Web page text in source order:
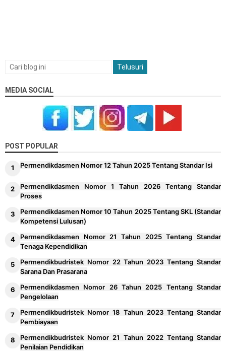
MEDIA SOCIAL
POST POPULAR
Permendikdasmen Nomor 12 Tahun 2025 Tentang Standar Isi
Permendikdasmen Nomor 1 Tahun 2026 Tentang Standar
Proses
Permendikdasmen Nomor 10 Tahun 2025 Tentang SKL (Standar
Kompetensi Lulusan)
Permendikdasmen Nomor 21 Tahun 2025 Tentang Standar
Tenaga Kependidikan
Permendikbudristek Nomor 22 Tahun 2023 Tentang Standar
Sarana Dan Prasarana
Permendikdasmen Nomor 26 Tahun 2025 Tentang Standar
Pengelolaan
Permendikbudristek Nomor 18 Tahun 2023 Tentang Standar
Pembiayaan
Permendikbudristek Nomor 21 Tahun 2022 Tentang Standar
Penilaian Pendidikan